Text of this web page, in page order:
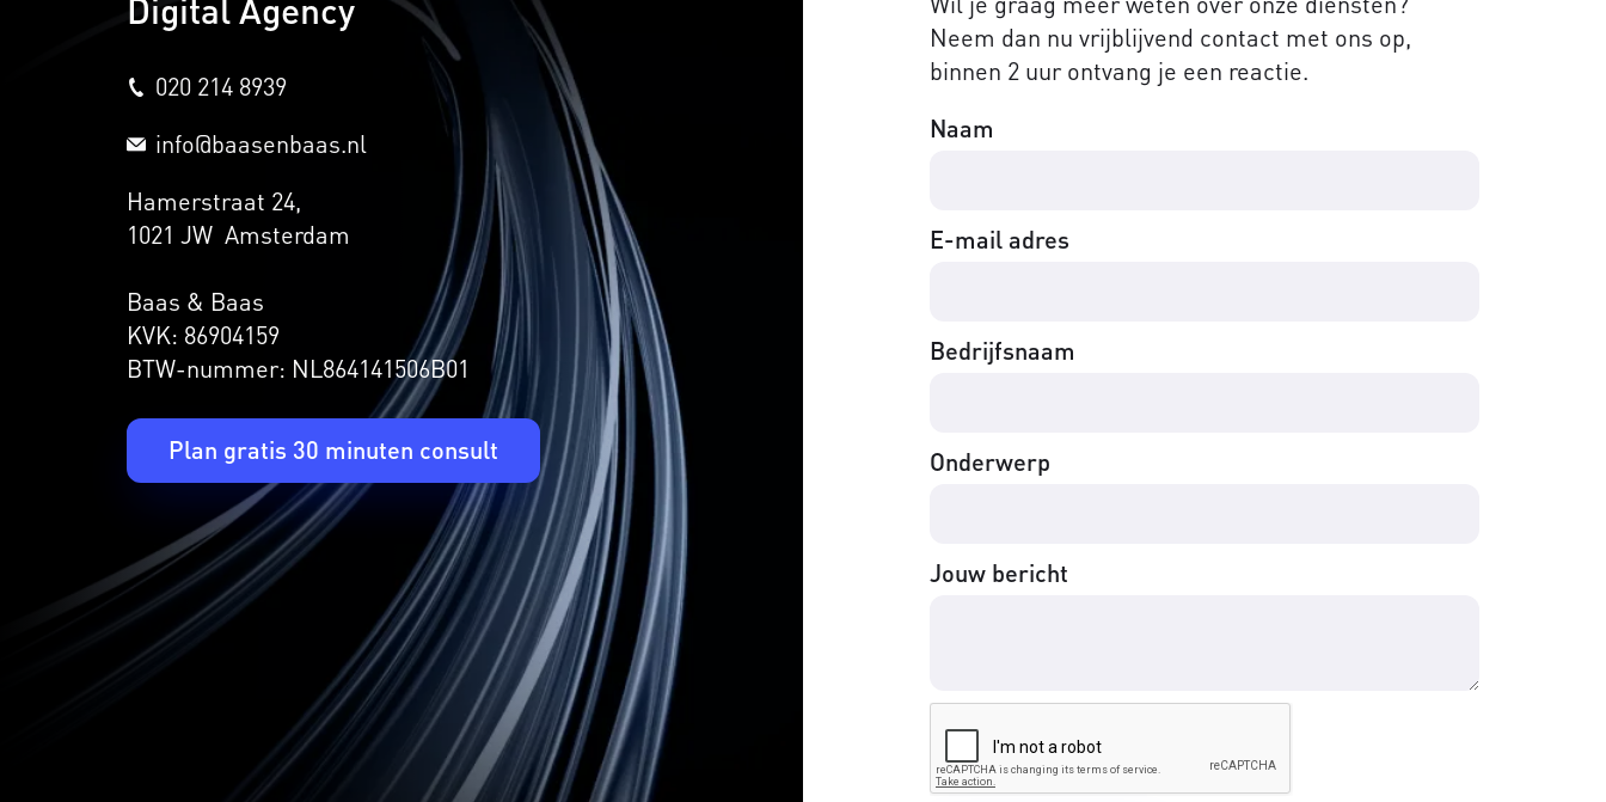
Digital Agency
020 214 8939
info@baasenbaas.nl
Hamerstraat 24,
1021 JW Amsterdam
Baas & Baas
KVK: 86904159
BTW-nummer: NL864141506B01
Plan gratis 30 minuten consult
Neem dan nu vrijblijvend contact met ons op,
binnen 2 uur ontvang je een reactie.
Naam
E-mail adres
Bedrijfsnaam
Onderwerp
Jouw bericht